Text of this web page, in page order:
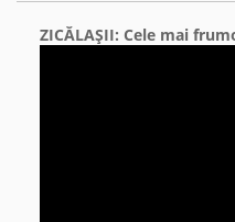
ZICĂLAŞII: Cele mai